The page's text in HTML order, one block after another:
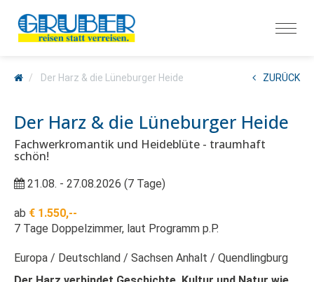
Der Harz & die Lüneburger Heide ZURÜCK
Der Harz & die Lüneburger Heide
Fachwerkromantik und Heideblüte - traumhaft
schön!
21.08. - 27.08.2026 (7 Tage)
ab € 1.550,--
7 Tage Doppelzimmer, laut Programm p.P.
Europa Deutschland Sachsen Anhalt
Quendlingburg